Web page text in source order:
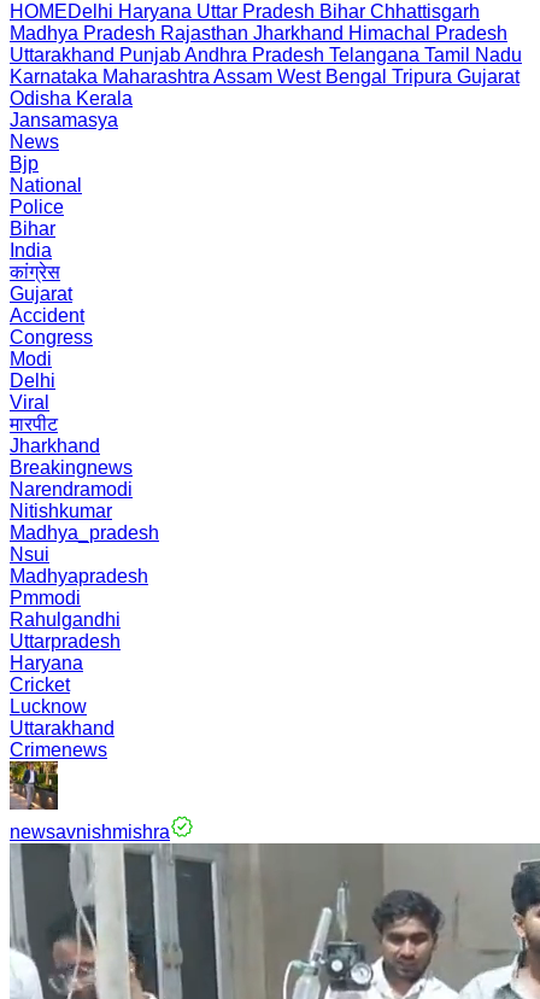
HOMEDelhi Haryana Uttar Pradesh Bihar Chhattisgarh
Madhya Pradesh Rajasthan Jharkhand Himachal Pradesh
Uttarakhand PunjabAndhra Pradesh Telangana Tamil Nadu
Karnataka Maharashtra Assam West Bengal Tripura Gujarat
Odisha Kerala
Jansamasya
News
Bjp
National
Police
Bihar
India
कांग्रेस
Gujarat
Accident
Congress
Modi
Delhi
Viral
मारपीट
Jharkhand
Breakingnews
Narendramodi
Nitishkumar
Madhya_pradesh
Nsui
Madhyapradesh
Pmmodi
Rahulgandhi
Uttarpradesh
Haryana
Cricket
Lucknow
Uttarakhand
Crimenews
newsavnishmishra